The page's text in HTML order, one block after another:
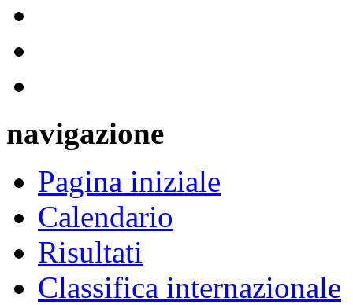
navigazione
Pagina iniziale
Calendario
Risultati
Classifica internazionale